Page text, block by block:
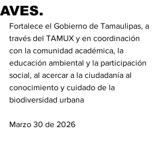
AVES.
Fortalece el Gobierno de Tamaulipas, a
través del TAMUX y en coordinación
con la comunidad académica, la
educación ambiental y la participación
social, al acercar a la ciudadanía al
conocimiento y cuidado de la
biodiversidad urbana
Marzo 30 de 2026